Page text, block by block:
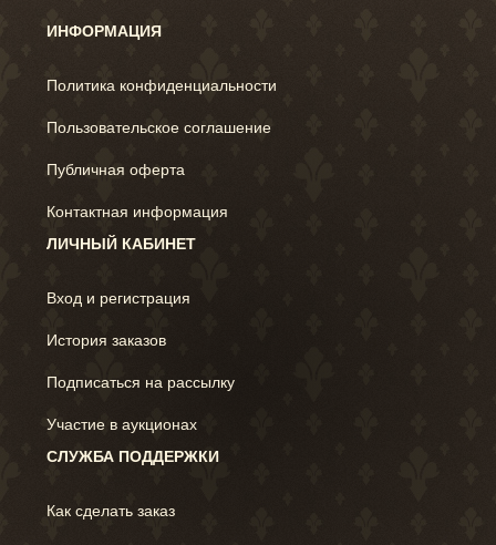
ИНФОРМАЦИЯ
Политика конфиденциальности
Пользовательское соглашение
Публичная оферта
Контактная информация
ЛИЧНЫЙ КАБИНЕТ
Вход и регистрация
История заказов
Подписаться на рассылку
Участие в аукционах
СЛУЖБА ПОДДЕРЖКИ
Как сделать заказ